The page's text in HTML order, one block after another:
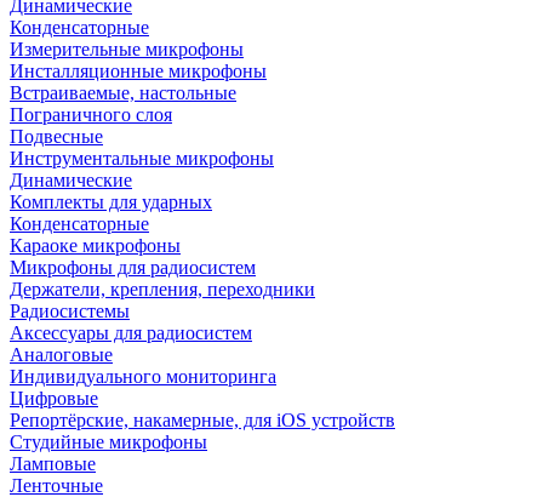
Динамические
Конденсаторные
Измерительные микрофоны
Инсталляционные микрофоны
Встраиваемые, настольные
Пограничного слоя
Подвесные
Инструментальные микрофоны
Динамические
Комплекты для ударных
Конденсаторные
Караоке микрофоны
Микрофоны для радиосистем
Держатели, крепления, переходники
Радиосистемы
Аксессуары для радиосистем
Аналоговые
Индивидуального мониторинга
Цифровые
Репортёрские, накамерные, для iOS устройств
Студийные микрофоны
Ламповые
Ленточные